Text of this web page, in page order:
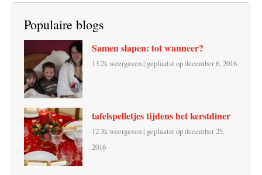
Populaire blogs
Samen slapen: tot wanneer?
13.2k weergaven | geplaatst op december 6, 2016
tafelspelletjes tijdens het kerstdiner
12.3k weergaven | geplaatst op december 25,
2016